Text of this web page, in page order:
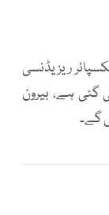
ریزیڈنسی
گئی ہے، بیرون
گے۔